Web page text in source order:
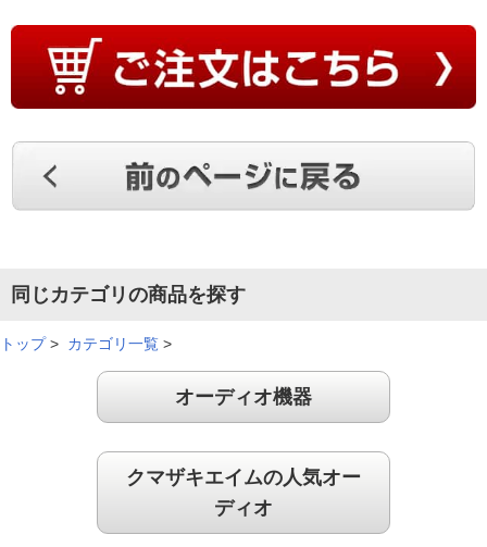
非常に重たい充電器を持ち運ぶのが大変なので、持ち運ぶのに
軽量な簡易的なものを探しました。軽量、コンパクトで気に入
（神奈川県
避難リュック用に購入しました
ジオが使用できるのが良いです。
（千葉県50代
携帯の充電器を買おうと思っていたところ、かさばらず色々な
機能が付いていたので購入しました。 便利な上、使い勝手が
同じカテゴリの商品を探す
トップ> カテゴリ一覧 >
オーディオ機器
クマザキエイムの人気オー
ディオ